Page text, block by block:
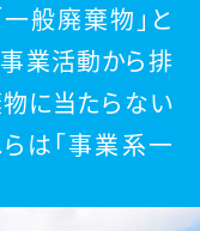
般廃棄物」と
事業活動から排
に当たらない
は「事業系一